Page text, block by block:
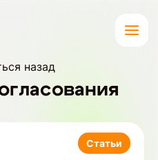
назад
Статьи